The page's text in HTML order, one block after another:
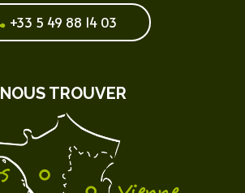
+33 5 49 88 14 03
NOUS TROUVER